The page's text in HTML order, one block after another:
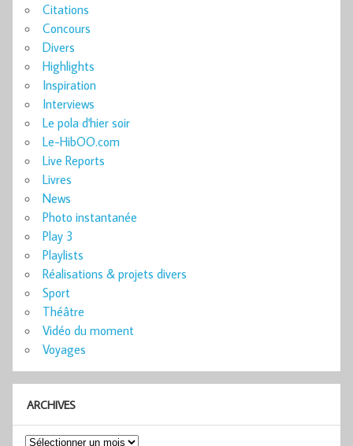
Citations
Concours
Divers
Highlights
Inspiration
Interviews
Le pola d'hier soir
Le-HibOO.com
Live Reports
Livres
News
Photo instantanée
Play 3
Playlists
Réalisations & projets divers
Sport
Théâtre
Vidéo du moment
Voyages
ARCHIVES
Archives